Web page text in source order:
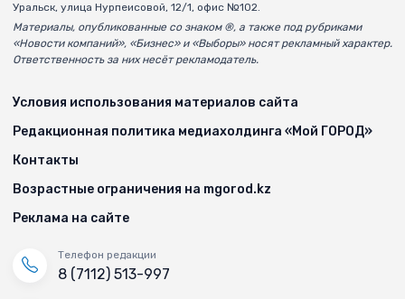
Уральск, улица Нурпеисовой, 12/1, офис №102.
Материалы, опубликованные со знаком ®, а также под рубриками
«Новости компаний», «Бизнес» и «Выборы» носят рекламный характер.
Ответственность за них несёт рекламодатель.
Условия использования материалов сайта
Редакционная политика медиахолдинга «Мой ГОРОД»
Контакты
Возрастные ограничения на mgorod.kz
Реклама на сайте
Телефон редакции
8 (7112) 513-997